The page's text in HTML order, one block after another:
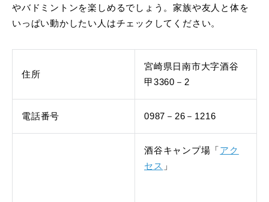
やバドミントンを楽しめるでしょう。家族や友人と体を
いっぱい動かしたい人はチェックしてください。
住所
宮崎県日南市大字酒谷
甲3360－2
電話番号 0987－26－1216
酒谷キャンプ場「アク
セス 」